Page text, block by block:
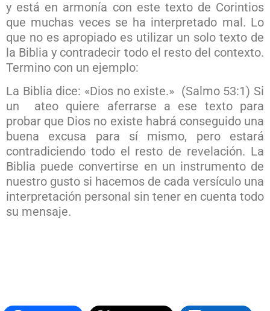
y está en armonía con este texto de Corintios
que muchas veces se ha interpretado mal. Lo
que no es apropiado es utilizar un solo texto de
la Biblia y contradecir todo el resto del contexto.
Termino con un ejemplo:
La Biblia dice: «Dios no existe.» (Salmo 53:1) Si
un ateo quiere aferrarse a ese texto para
probar que Dios no existe habrá conseguido una
buena excusa para sí mismo, pero estará
contradiciendo todo el resto de revelación. La
Biblia puede convertirse en un instrumento de
nuestro gusto si hacemos de cada versículo una
interpretación personal sin tener en cuenta todo
su mensaje.